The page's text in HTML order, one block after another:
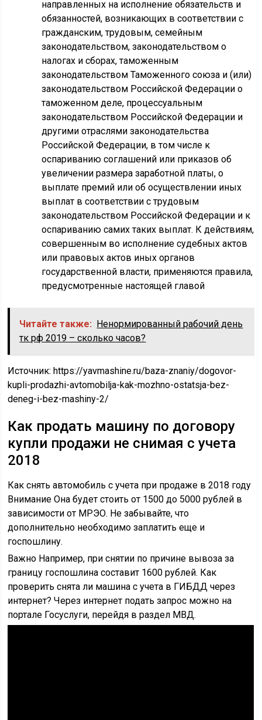
направленных на исполнение обязательств и
обязанностей, возникающих в соответствии с
гражданским, трудовым, семейным
законодательством, законодательством о
налогах и сборах, таможенным
законодательством Таможенного союза и (или)
законодательством Российской Федерации о
таможенном деле, процессуальным
законодательством Российской Федерации и
другими отраслями законодательства
Российской Федерации, в том числе к
оспариванию соглашений или приказов об
увеличении размера заработной платы, о
выплате премий или об осуществлении иных
выплат в соответствии с трудовым
законодательством Российской Федерации и к
оспариванию самих таких выплат. К действиям,
совершенным во исполнение судебных актов
или правовых актов иных органов
государственной власти, применяются правила,
предусмотренные настоящей главой
Читайте также: Ненормированный рабочий день
тк рф 2019 – сколько часов?
Источник:https://yavmashine.ru/baza-znaniy/dogovor-
kupli-prodazhi-avtomobilja-kak-mozhno-ostatsja-bez-
deneg-i-bez-mashiny-2/
Как продать машину по договору
купли продажи не снимая с учета
2018
Как снять автомобиль с учета при продаже в 2018 году
Внимание Она будет стоить от 1500 до 5000 рублей в
зависимости от МРЭО. Не забывайте, что
дополнительно необходимо заплатить еще и
госпошлину.
Важно Например, при снятии по причине вывоза за
границу госпошлина составит 1600 рублей. Как
проверить снята ли машина с учета в ГИБДД через
интернет? Через интернет подать запрос можно на
портале Госуслуги, перейдя в раздел МВД.